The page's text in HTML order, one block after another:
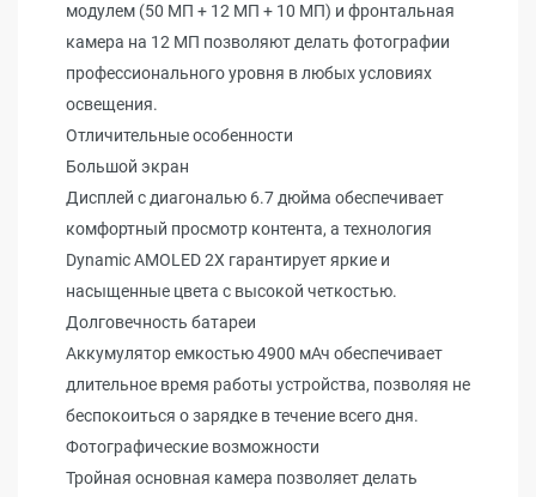
модулем (50 МП + 12 МП + 10 МП) и фронтальная
камера на 12 МП позволяют делать фотографии
профессионального уровня в любых условиях
освещения.
Отличительные особенности
Большой экран
Дисплей с диагональю 6.7 дюйма обеспечивает
комфортный просмотр контента, а технология
Dynamic AMOLED 2X гарантирует яркие и
насыщенные цвета с высокой четкостью.
Долговечность батареи
Аккумулятор емкостью 4900 мАч обеспечивает
длительное время работы устройства, позволяя не
беспокоиться о зарядке в течение всего дня.
Фотографические возможности
Тройная основная камера позволяет делать